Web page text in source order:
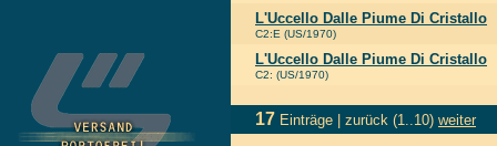
L'Uccello Dalle Piume Di Cristallo
C2:E (US/1970)
L'Uccello Dalle Piume Di Cristallo
C2: (US/1970)
17 Einträge | zurück (1..10) weiter